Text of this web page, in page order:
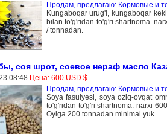
Продам, предлагаю: Кормовые и
Kungaboqar urug'i, kungaboqar
bilan to'g'ridan-to'g'ri shartnoma.
/ tonnadan.
соя шрот, соевое нераф масло
08:48 Цена: 600 USD $
Продам, предлагаю: Кормовые и
Soya fasulyesi, soya oziq-ovqat
to'g'ridan-to'g'ri shartnoma. narxi
Oyiga 200 tonnadan minimal yuk.